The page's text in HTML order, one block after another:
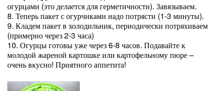
огурцами (это делается для герметичности). Завязываем.
8. Теперь пакет с огурчиками надо потрясти (1-3 минуты).
9. Кладем пакет в холодильник, периодически потряхиваем
(примерно через 2-3 часа)
10. Огурцы готовы уже через 6-8 часов. Подавайте к
молодой жареной картошке или картофельному пюре –
очень вкусно! Приятного аппетита!